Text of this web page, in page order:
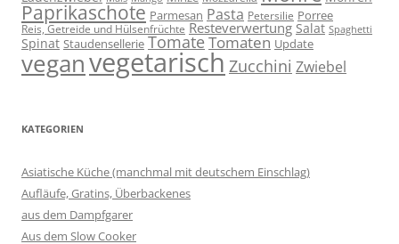
Paprikaschote Parmesan Pasta Petersilie Porree
Reis, Getreide und Hülsenfrüchte Resteverwertung Salat Spaghetti
Spinat Staudensellerie TomateTomaten Update
veganvegetarischZucchini Zwiebel
KATEGORIEN
Asiatische Küche (manchmal mit deutschem Einschlag)
Aufläufe, Gratins, Überbackenes
aus dem Dampfgarer
Aus dem Slow Cooker